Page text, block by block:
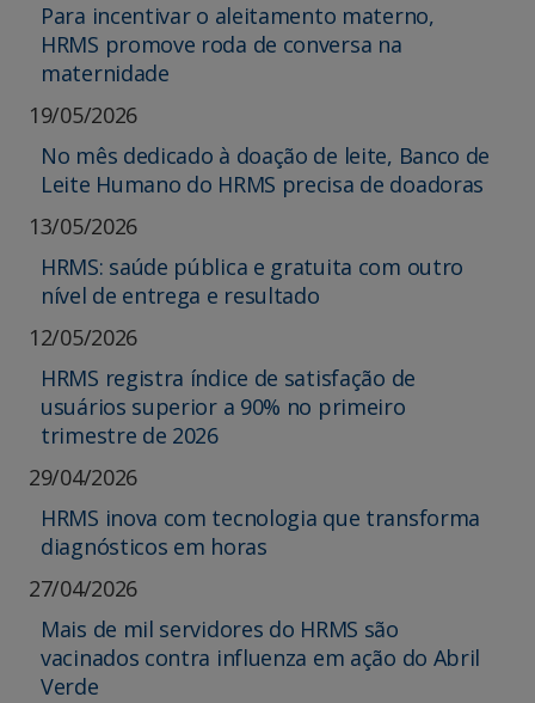
Para incentivar o aleitamento materno,
HRMS promove roda de conversa na
maternidade
19/05/2026
No mês dedicado à doação de leite, Banco de
Leite Humano do HRMS precisa de doadoras
13/05/2026
HRMS: saúde pública e gratuita com outro
nível de entrega e resultado
12/05/2026
HRMS registra índice de satisfação de
usuários superior a 90% no primeiro
trimestre de 2026
29/04/2026
HRMS inova com tecnologia que transforma
diagnósticos em horas
27/04/2026
Mais de mil servidores do HRMS são
vacinados contra influenza em ação do Abril
Verde